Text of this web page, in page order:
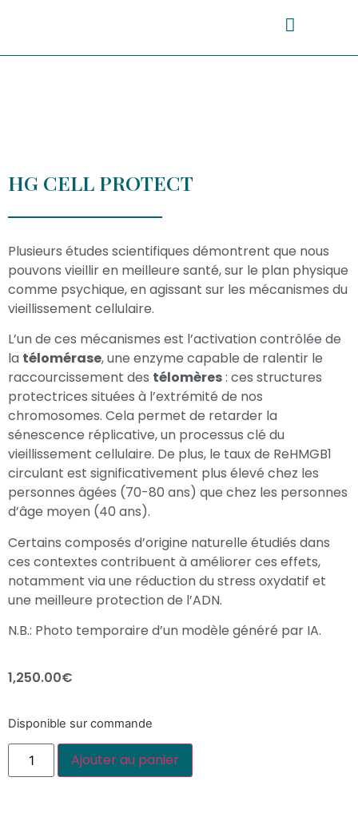
HG CELL PROTECT
Plusieurs études scientifiques démontrent que nous
pouvons vieillir en meilleure santé, sur le plan physique
comme psychique, en agissant sur les mécanismes du
vieillissement cellulaire.
L’un de ces mécanismes est l’activation contrôlée de
la télomérase, une enzyme capable de ralentir le
raccourcissement des télomères: ces structures
protectrices situées à l’extrémité de nos
chromosomes. Cela permet de retarder la
sénescence réplicative, un processus clé du
vieillissement cellulaire. De plus, le taux de ReHMGB1
circulant est significativement plus élevé chez les
personnes âgées (70-80 ans) que chez les personnes
d’âge moyen (40 ans).
Certains composés d’origine naturelle étudiés dans
ces contextes contribuent à améliorer ces effets,
notamment via une réduction du stress oxydatif et
une meilleure protection de l’ADN.
N.B.: Photo temporaire d’un modèle généré par IA.
1,250.00€
Disponible sur commande
Ajouter au panier